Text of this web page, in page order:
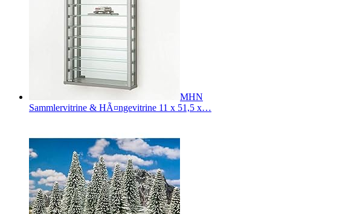
MHN
Sammlervitrine & HÃ¤ngevitrine 11 x 51,5 x…